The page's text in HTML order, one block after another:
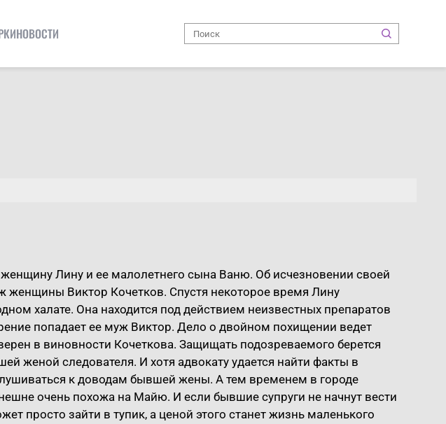
НОВОСТИ
Лину и ее малолетнего сына Ваню. Об исчезновении своей
Виктор Кочетков. Спустя некоторое время Лину
халате. Она находится под действием неизвестных препаратов
попадает ее муж Виктор. Дело о двойном похищении ведет
в виновности Кочеткова. Защищать подозреваемого берется
женой следователя. И хотя адвокату удается найти факты в
к доводам бывшей жены. А тем временем в городе
очень похожа на Майю. И если бывшие супруги не начнут вести
просто зайти в тупик, а ценой этого станет жизнь маленького